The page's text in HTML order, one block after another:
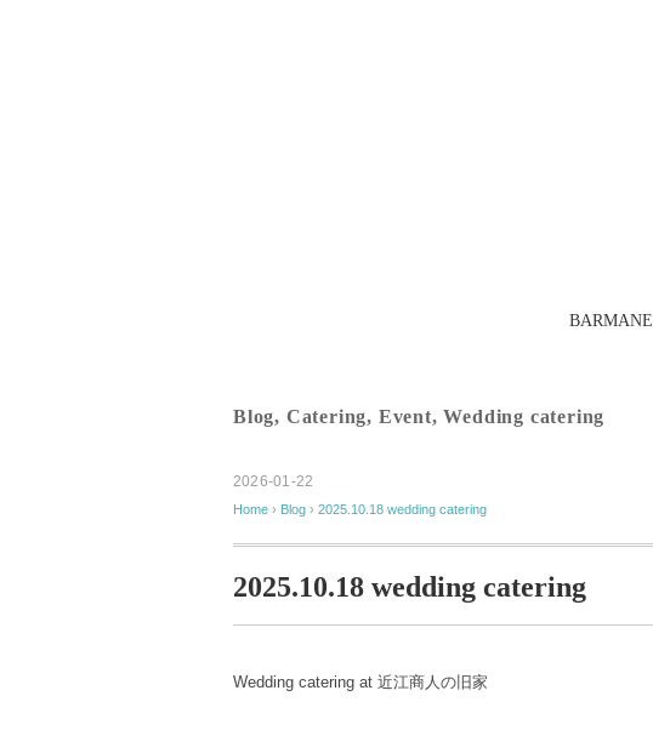
BARMANE
Blog, Catering, Event,Wedding catering
2026-01-22
Home › Blog › 2025.10.18 wedding catering
2025.10.18 wedding catering
Wedding catering at 近江商人の旧家